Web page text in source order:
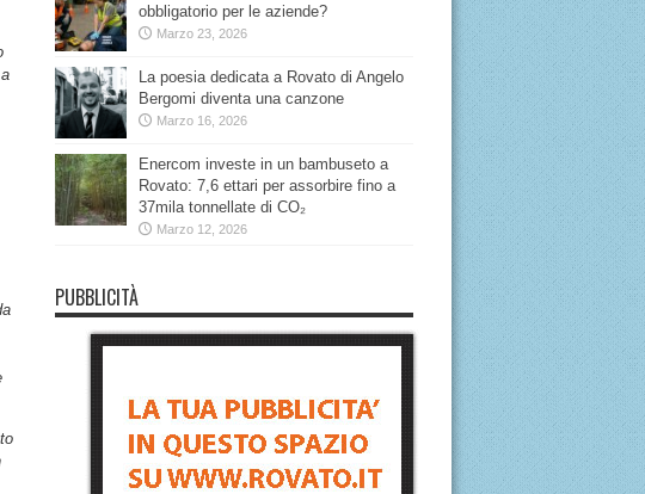
obbligatorio per le aziende?
Marzo 23, 2026
La poesia dedicata a Rovato di Angelo
Bergomi diventa una canzone
Marzo 16, 2026
Enercom investe in un bambuseto a
Rovato: 7,6 ettari per assorbire fino a
37mila tonnellate di CO₂
Marzo 12, 2026
PUBBLICITÀ